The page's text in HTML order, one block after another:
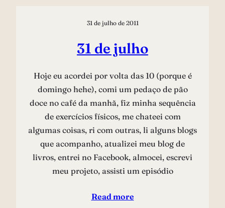
31 de julho de 2011
31 de julho
Hoje eu acordei por volta das 10 (porque é
domingo hehe), comi um pedaço de pão
doce no café da manhã, fiz minha sequência
de exercícios físicos, me chateei com
algumas coisas, ri com outras, li alguns blogs
que acompanho, atualizei meu blog de
livros, entrei no Facebook, almocei, escrevi
meu projeto, assisti um episódio
Read more